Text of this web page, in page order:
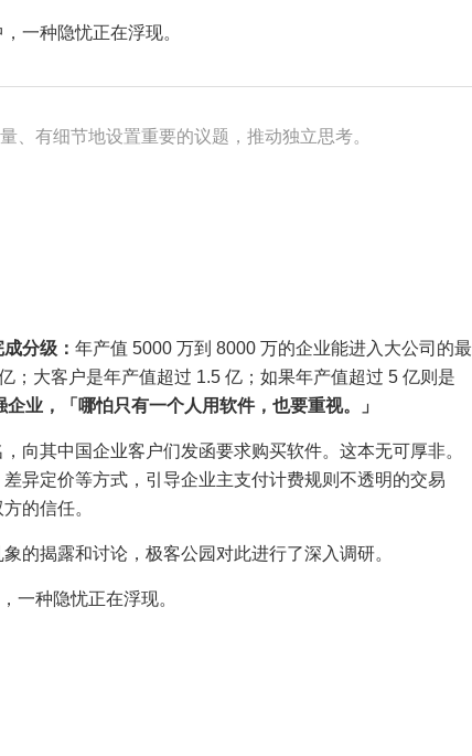
一种隐忧正在浮现。
、有细节地设置重要的议题，推动独立思考。
分级： 年产值 5000 万到 8000 万的企业能进入大公司的最
；大客户是年产值超过 1.5 亿；如果年产值超过 5 亿则是
企业，「哪怕只有一个人用软件，也要重视。」
向其中国企业客户们发函要求购买软件。这本无可厚非。
异定价等方式，引导企业主支付计费规则不透明的交易
的信任。
的揭露和讨论，极客公园对此进行了深入调研。
一种隐忧正在浮现。